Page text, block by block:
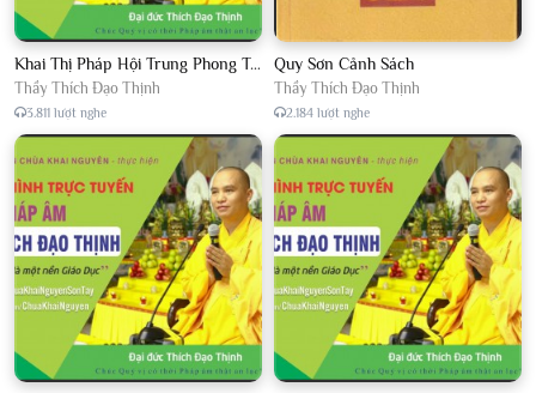
Khai Thị Pháp Hội Trung Phong Tam Thời Hệ Niệm
Thầy Thích Đạo Thịnh
3.811 lượt nghe
Quy Sơn Cảnh Sách
Thầy Thích Đạo Thịnh
2.184 lượt nghe